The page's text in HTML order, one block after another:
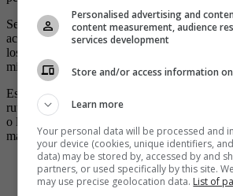
Según un estudio de la revista The Lancet
accesorios tecnológicos contribuye a
los usuarios. Por ejemplo, las caminatas se
minutos, en comparación a cuando no usaban
Estos nuevos wearables son los mejores
rutinas de deportistas dedicados a la
o los entrenamientos de gimnasio, como para
más activos y tener un estilo de vida sano.
-¡Qué juguetes! Los nuevos relojes de
monitorear el desempeño físico
Personalised advertising and
content measurement, audience
services development
Store and/or access information
Learn more
Your personal data will be processed and
your device (cookies, unique identifiers,
data) may be stored by, accessed by and
partners, or used specifically by this site.
may use precise geolocation data. List of